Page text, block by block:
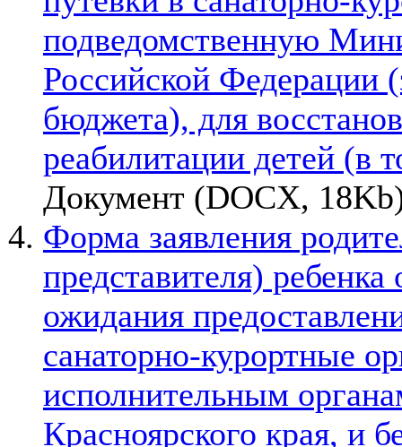
подведомственную
Российской Федерации
бюджета), для
реабилитации детей (в
Документ (DOCX,
Форма заявления
представителя)
ожидания
санаторно-курортные
исполнительным
Красноярского края, и